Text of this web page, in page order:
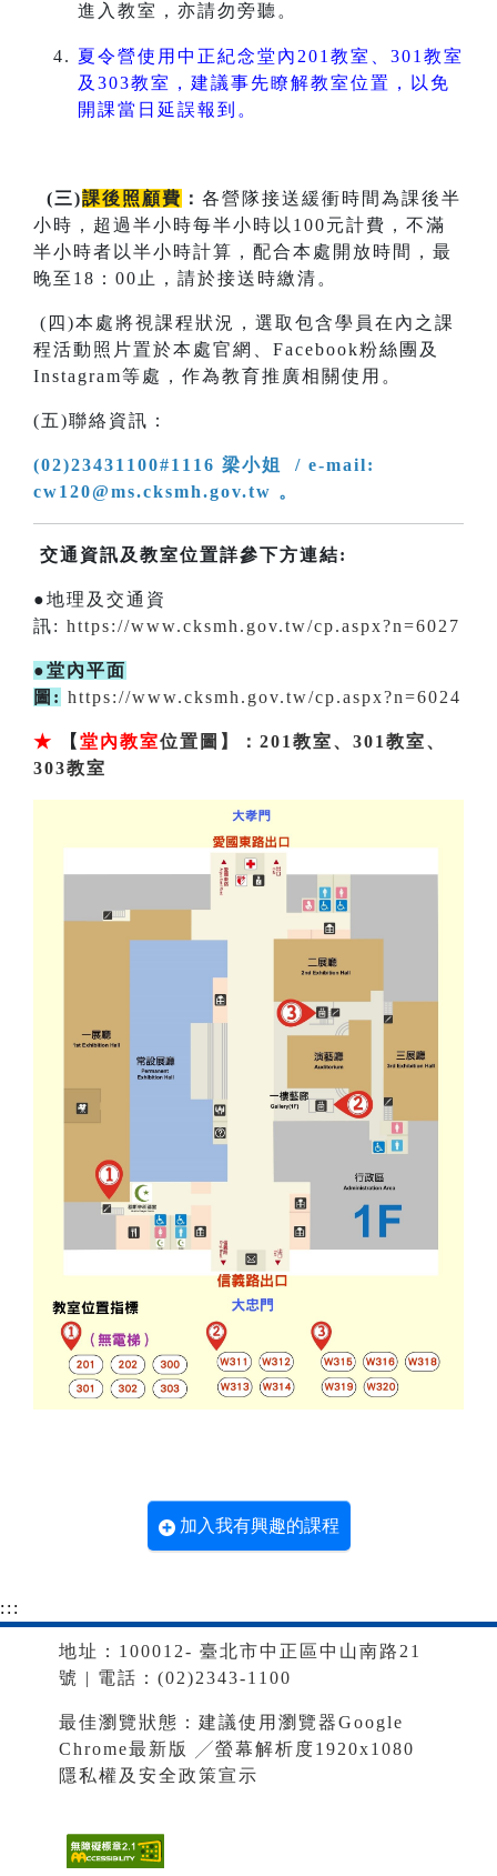
進入教室，亦請勿旁聽。
夏令營使用中正紀念堂內201教室、301教室
及303教室，建議事先瞭解教室位置，以免
開課當日延誤報到。
(三)課後照顧費 ： 各營隊接送緩衝時間為課後半
小時，超過半小時每半小時以100元計費，不滿
半小時者以半小時計算，配合本處開放時間，最
晚至18：00止，請於接送時繳清。
(四)本處將視課程狀況，選取包含學員在內之課
程活動照片置於本處官網、Facebook粉絲團及
Instagram等處，作為教育推廣相關使用。
(五)聯絡資訊：
(02)23431100#1116 梁小姐 / e-mail:
cw120@ms.cksmh.gov.tw 。
交通資訊及教室位置詳參下方連結:
●地理及交通資
訊: https://www.cksmh.gov.tw/cp.aspx?n=6027
●堂內平面
圖: https://www.cksmh.gov.tw/cp.aspx?n=6024
★ 【 堂內教室位置圖】：201教室、301教室、
303教室
加入我有興趣的課程
:::
地址：100012- 臺北市中正區中山南路21
號 | 電話：(02)2343-1100
最佳瀏覽狀態：建議使用瀏覽器Google
Chrome最新版 ╱螢幕解析度1920x1080
隱私權及安全政策宣示